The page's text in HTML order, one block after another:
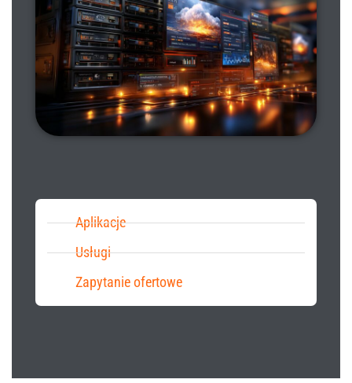
Aplikacje
Usługi
Zapytanie ofertowe